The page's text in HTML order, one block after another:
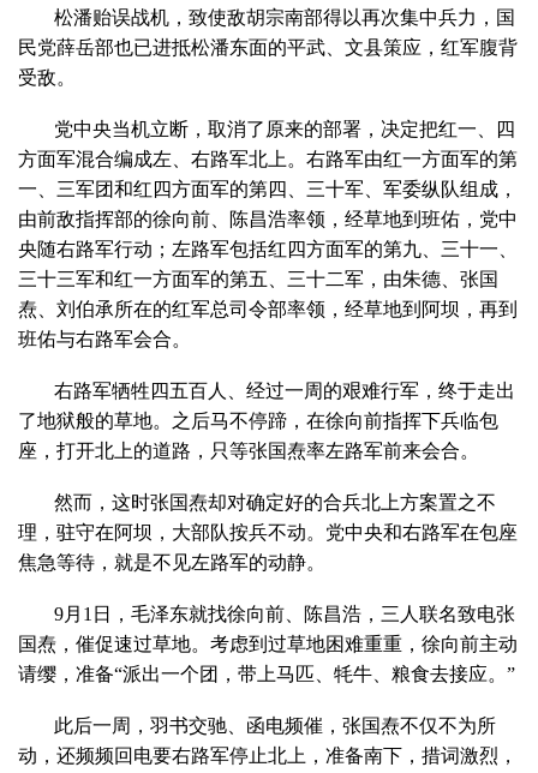
松潘贻误战机，致使敌胡宗南部得以再次集中兵力，国
民党薛岳部也已进抵松潘东面的平武、文县策应，红军腹背
受敌。
党中央当机立断，取消了原来的部署，决定把红一、四
方面军混合编成左、右路军北上。右路军由红一方面军的第
一、三军团和红四方面军的第四、三十军、军委纵队组成，
由前敌指挥部的徐向前、陈昌浩率领，经草地到班佑，党中
央随右路军行动；左路军包括红四方面军的第九、三十一、
三十三军和红一方面军的第五、三十二军，由朱德、张国
焘、刘伯承所在的红军总司令部率领，经草地到阿坝，再到
班佑与右路军会合。
右路军牺牲四五百人、经过一周的艰难行军，终于走出
了地狱般的草地。之后马不停蹄，在徐向前指挥下兵临包
座，打开北上的道路，只等张国焘率左路军前来会合。
然而，这时张国焘却对确定好的合兵北上方案置之不
理，驻守在阿坝，大部队按兵不动。党中央和右路军在包座
焦急等待，就是不见左路军的动静。
9月1日，毛泽东就找徐向前、陈昌浩，三人联名致电张
国焘，催促速过草地。考虑到过草地困难重重，徐向前主动
请缨，准备“派出一个团，带上马匹、牦牛、粮食去接应。”
此后一周，羽书交驰、函电频催，张国焘不仅不为所
动，还频频回电要右路军停止北上，准备南下，措词激烈，